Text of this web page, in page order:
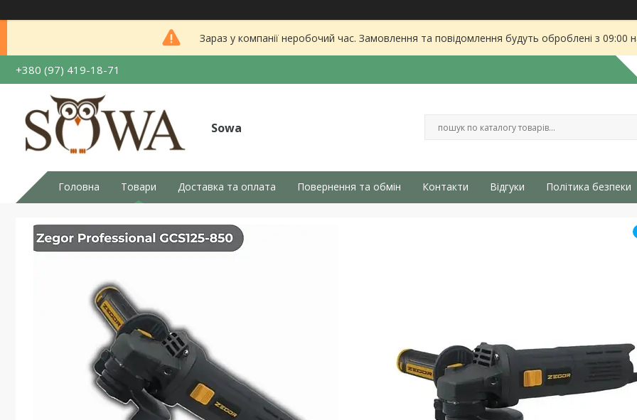
Зараз у компанії неробочий час. Замовлення та повідомлення будуть оброблені з
+380 (97) 419-18-71
Sowa
Головна Товари Доставка та оплата Повернення та обмін Контакти Відгуки Політика безпеки